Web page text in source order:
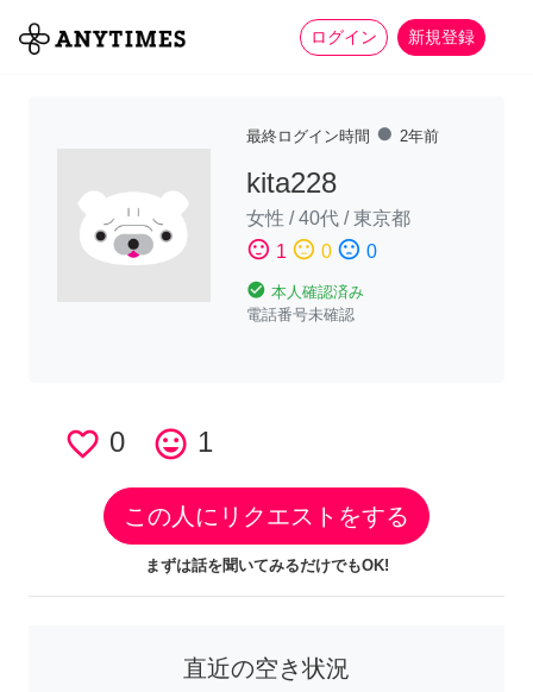
ログイン 新規登録
全て 家事 more_horiz
最終ログイン時間 fiber_manual_record 2年前
kita228
女性 /40代 /東京都
sentiment_satisfied 1 sentiment_neutral 0 sentiment_dissatisfied 0
check_circle 本人確認済み
電話番号未確認
favorite_border 0 tag_faces 1
この人にリクエストをする
まずは話を聞いてみるだけでもOK!
直近の空き状況